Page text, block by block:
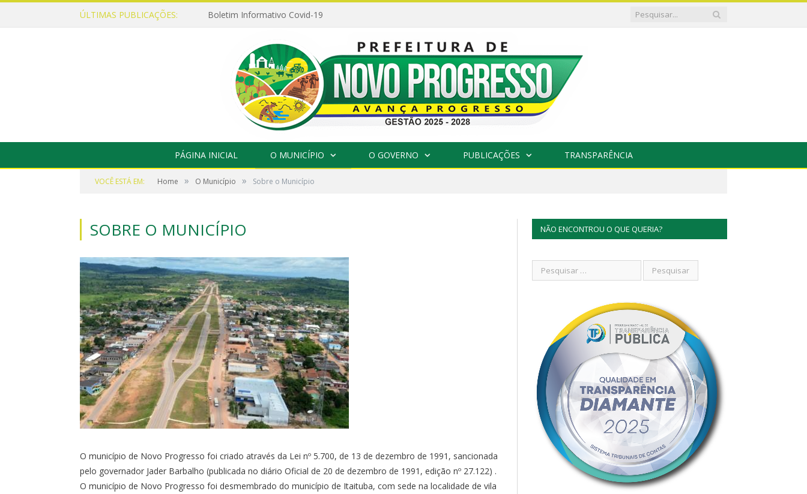
ÚLTIMAS PUBLICAÇÕES: Boletim Informativo Covid-19
PÁGINA INICIAL O MUNICÍPIO O GOVERNO PUBLICAÇÕES TRANSPARÊNCIA
VOCÊ ESTÁ EM: Home » O Município » Sobre o Município
SOBRE O MUNICÍPIO
O município de Novo Progresso foi criado através da Lei nº 5.700, de 13 de dezembro de 1991, sancionada
pelo governador Jader Barbalho (publicada no diário Oficial de 20 de dezembro de 1991, edição nº 27.122) .
O município de Novo Progresso foi desmembrado do município de Itaituba, com sede na localidade de vila
NÃO ENCONTROU O QUE QUERIA?